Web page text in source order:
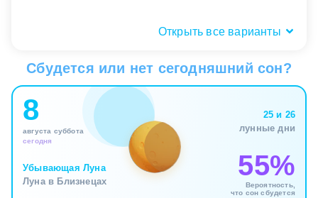
Открыть все варианты
помеха?
Когда во сне рядом кто то помогает вешать, образ
смягчается и становится историей про
разделенную нагрузку. Сон показывает, что опора
может быть не только в вас, но и в другом
человеке, системе или договоренности. Иногда
это намек на то, что пора принимать помощь, а не
удерживать все одной силой воли.
Сбудется или нет сегодняшний сон?
8
августа суббота
сегодня
Убывающая Луна
Луна в Близнецах
25 и 26
лунные дни
55%
Вероятность,
что сон сбудется